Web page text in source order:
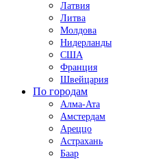
Латвия
Литва
Молдова
Нидерланды
США
Франция
Швейцария
По городам
Алма-Ата
Амстердам
Ареццо
Астрахань
Баар